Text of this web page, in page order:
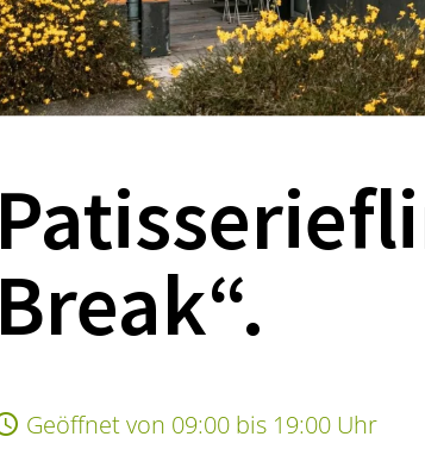
Break“.
Geöffnet von 09:00 bis 19:00 Uhr